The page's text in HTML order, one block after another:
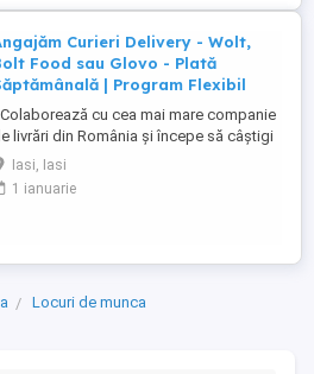
...
Curieri Delivery - Wolt,
Food sau Glovo - Plată
| Program Flexibil
cu cea mai mare companie
livrări din România și începe să câștigi
- Cerințe: Minim 18 ani Mijloc de
propriu (mașină, scuter,
sau bicicletă) Telefon mobil
...
Iasi, Iasi
1 ianuarie
Locuri de munca